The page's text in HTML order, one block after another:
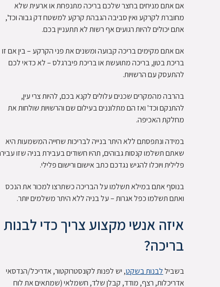
אם אתם מניחים בחצר שלכם בריכה מתנפחת או ארעית שלא
מחוברת לקרקע ואין סביבה הגבהת קרקע למשטח דק גבוה וכד',
אתם יכולים להיות רגועים אף רשות לא תתעניין בכם.
אם אתם מקימים בריכה קבועה ומשנים את פני הקרקע – בין אם זו
בריכת בטון, בריכה מתועשת או בריכת פיברגלס – לא כדאי לכם
להתעסק עם הרשויות.
בהרבה מהמקרים שכנים עלולים לקנא בכם, להיות צרי עין,
להתנקם וכד' ואז הם מתלוננים בעילום שם והרשויות שולחות את
מחלקת האכיפה.
במידה ונתפסתם ללא היתר בנייה לבריכות שחייה המשמעות היא
שאתם תשלמו קנסות גבוהים, תהיו חשודים בעבירת בניה שזו
פלילית ויוכלו להגיש נגדכם כתב אישום ורישום פלילי.
בנוסף אתם במילא תשלמו על הבריכה כשתרצו למכור את הנכס
ואתם תשלמו כפל אגרות – על בניה ללא היתר משלמים יותר.
איזה אנשי מקצוע צריך כדי לבנות
בריכה?
בשביללבנות בשקט, יש לפנות לקונסטרוקטור, אדריכל/הנדסאי
אדריכלות, רצף, מודד, קבלן שלד, חשמלאי (שמתאים את לוח